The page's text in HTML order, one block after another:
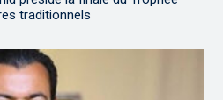
traditionnels